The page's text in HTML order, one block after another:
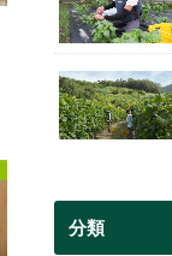
分類